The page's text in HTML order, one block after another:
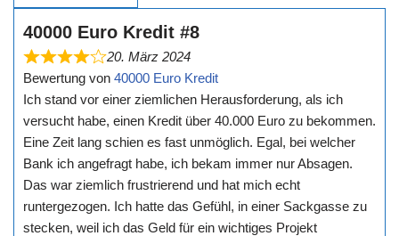
40000 Euro Kredit #8
20. März 2024
Bewertung von 40000 Euro Kredit
Ich stand vor einer ziemlichen Herausforderung, als ich
versucht habe, einen Kredit über 40.000 Euro zu bekommen.
Eine Zeit lang schien es fast unmöglich. Egal, bei welcher
Bank ich angefragt habe, ich bekam immer nur Absagen.
Das war ziemlich frustrierend und hat mich echt
runtergezogen. Ich hatte das Gefühl, in einer Sackgasse zu
stecken, weil ich das Geld für ein wichtiges Projekt